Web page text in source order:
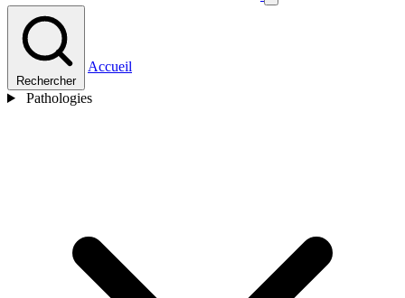
Rechercher
Accueil
Pathologies